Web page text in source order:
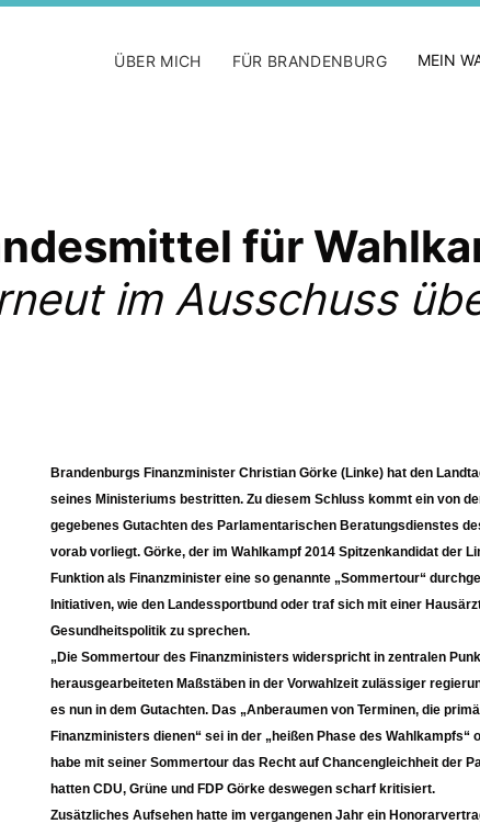
ÜBER MICH FÜR BRANDENBURG MEIN
für
im Ausschuss
Brandenburgs Finanzminister Christian Görke (Linke) hat den
seines Ministeriums bestritten. Zu diesem Schluss kommt ein von
gegebenes Gutachten des Parlamentarischen Beratungsdienstes
vorab vorliegt. Görke, der im Wahlkampf 2014 Spitzenkandidat der
Funktion als Finanzminister eine so genannte „Sommertour“
Initiativen, wie den Landessportbund oder traf sich mit einer
Gesundheitspolitik zu sprechen.
Die Sommertour des Finanzministers widerspricht in zentralen
herausgearbeiteten Maßstäben in der Vorwahlzeit zulässiger
es nun in dem Gutachten. Das „Anberaumen von Terminen, die
Finanzministers dienen“ sei in der „heißen Phase des
habe mit seiner Sommertour das Recht auf Chancengleichheit der
hatten CDU, Grüne und FDP Görke deswegen scharf kritisiert.
Zusätzliches Aufsehen hatte im vergangenen Jahr ein